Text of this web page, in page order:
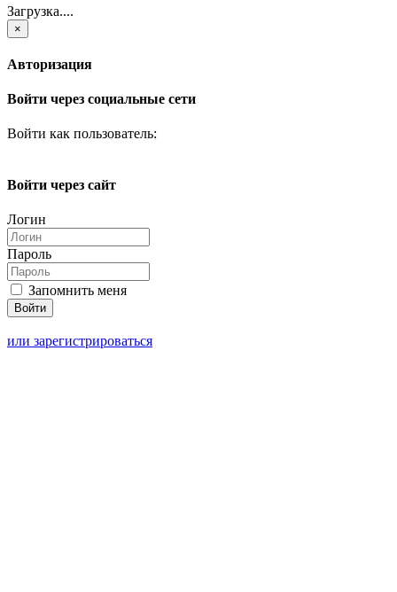
Загрузка....
×
Авторизация
Войти через социальные сети
Войти как пользователь:
Войти через сайт
Логин
Пароль
Запомнить меня
или зарегистрироваться